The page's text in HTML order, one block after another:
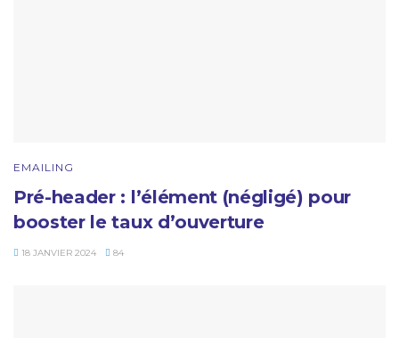
EMAILING
Pré-header : l’élément (négligé) pour
booster le taux d’ouverture
18 JANVIER 2024 84